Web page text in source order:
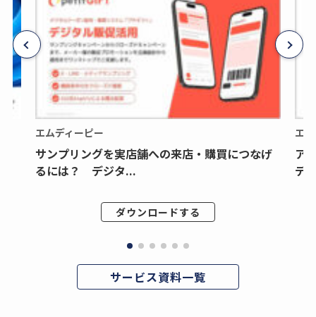
エムディーピー
サンプリングを実店舗への来店・購買につなげ
るには？ デジタ...
ダウンロードする
エ
ア
デ
サービス資料一覧